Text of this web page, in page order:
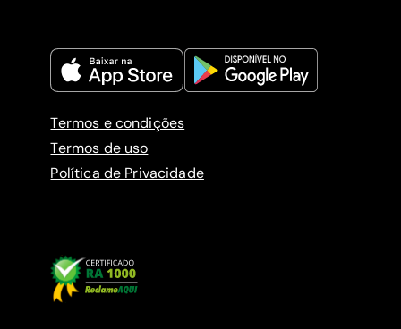
Termos e condições
Termos de uso
Política de Privacidade